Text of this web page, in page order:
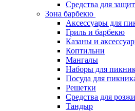
Средства для
Зона барбекю
Аксессуары для
Гриль и барбекю
Казаны и
Коптильни
Мангалы
Наборы для
Посуда для
Решетки
Средства для
Тандыр